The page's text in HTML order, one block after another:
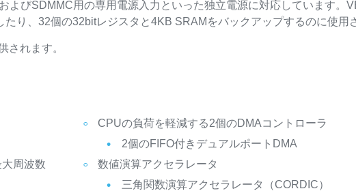
びSDMMC用の専用電源入力といった独立電源に対応しています。
り、32個の32bitレジスタと4KB SRAMをバックアップするのに使用
されます。
周波数
CPUの負荷を軽減する2個のDMAコントローラ
2個のFIFO付きデュアルポートDMA
数値演算アクセラレータ
三角関数演算アクセラレータ（CORDIC）